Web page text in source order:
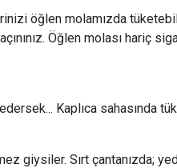
öğlen molamızda
Öğlen molası hariç
Kaplıca sahasında
giysiler. Sırt çantanızda;